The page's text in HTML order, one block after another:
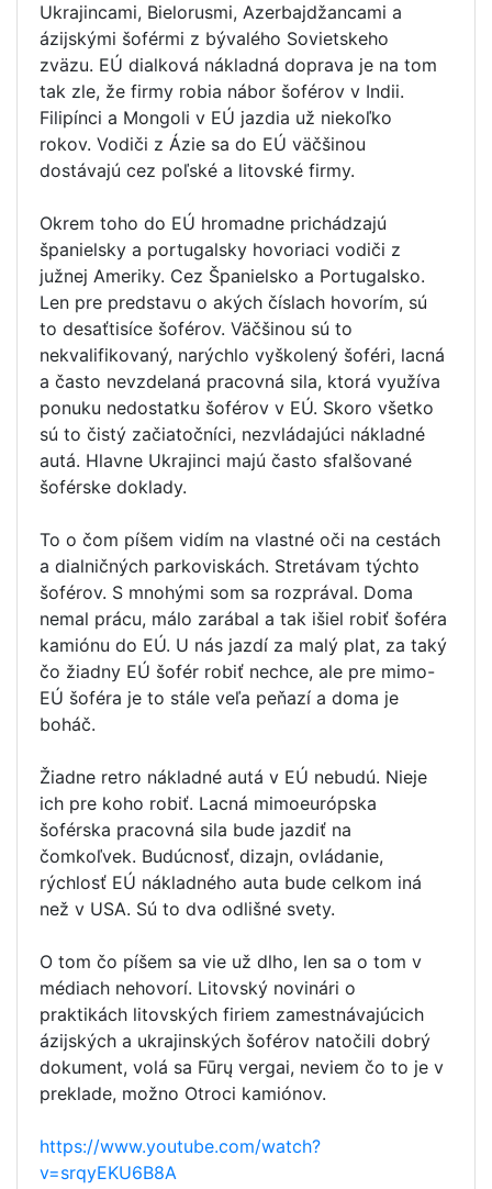
Ukrajincami, Bielorusmi, Azerbajdžancami a
ázijskými šoférmi z bývalého Sovietskeho
zväzu. EÚ dialková nákladná doprava je na tom
tak zle, že firmy robia nábor šoférov v Indii.
Filipínci a Mongoli v EÚ jazdia už niekoľko
rokov. Vodiči z Ázie sa do EÚ väčšinou
dostávajú cez poľské a litovské firmy.
Okrem toho do EÚ hromadne prichádzajú
španielsky a portugalsky hovoriaci vodiči z
južnej Ameriky. Cez Španielsko a Portugalsko.
Len pre predstavu o akých číslach hovorím, sú
to desaťtisíce šoférov. Väčšinou sú to
nekvalifikovaný, narýchlo vyškolený šoféri, lacná
a často nevzdelaná pracovná sila, ktorá využíva
ponuku nedostatku šoférov v EÚ. Skoro všetko
sú to čistý začiatočníci, nezvládajúci nákladné
autá. Hlavne Ukrajinci majú často sfalšované
šoférske doklady.
To o čom píšem vidím na vlastné oči na cestách
a dialničných parkoviskách. Stretávam týchto
šoférov. S mnohými som sa rozprával. Doma
nemal prácu, málo zarábal a tak išiel robiť šoféra
kamiónu do EÚ. U nás jazdí za malý plat, za taký
čo žiadny EÚ šofér robiť nechce, ale pre mimo-
EÚ šoféra je to stále veľa peňazí a doma je
boháč.
Žiadne retro nákladné autá v EÚ nebudú. Nieje
ich pre koho robiť. Lacná mimoeurópska
šoférska pracovná sila bude jazdiť na
čomkoľvek. Budúcnosť, dizajn, ovládanie,
rýchlosť EÚ nákladného auta bude celkom iná
než v USA. Sú to dva odlišné svety.
O tom čo píšem sa vie už dlho, len sa o tom v
médiach nehovorí. Litovský novinári o
praktikách litovských firiem zamestnávajúcich
ázijských a ukrajinských šoférov natočili dobrý
dokument, volá sa Fūrų vergai, neviem čo to je v
preklade, možno Otroci kamiónov.
https://www.youtube.com/watch?
v=srqyEKU6B8A